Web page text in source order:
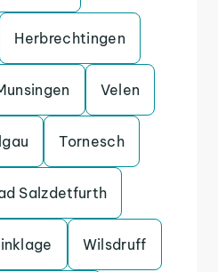
Herbrechtingen
Velen
Tornesch
Salzdetfurth
Wilsdruff